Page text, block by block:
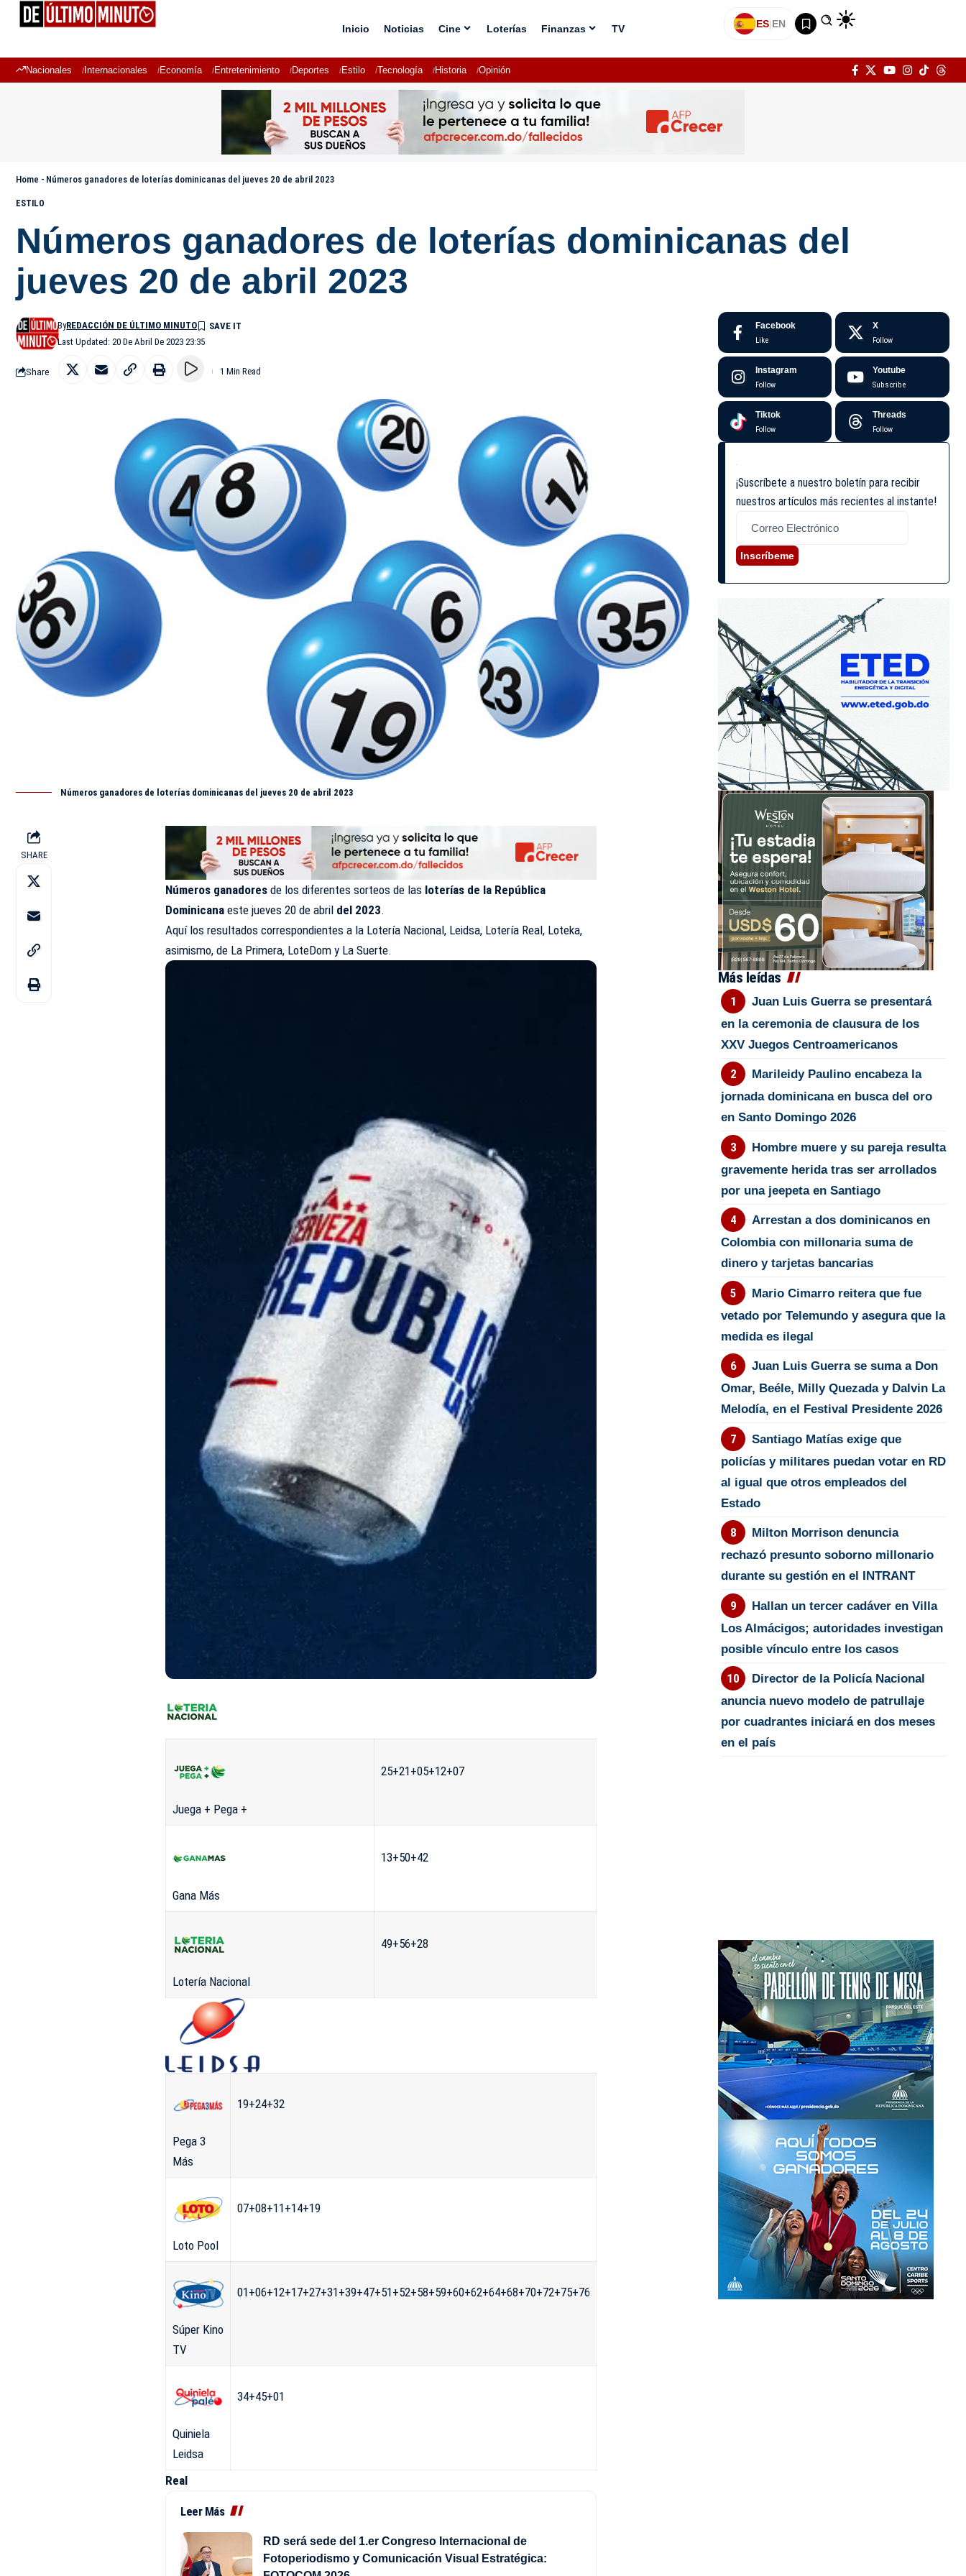
Inicio Noticias Cine Loterías Finanzas TV ES|EN
Nacionales Internacionales Economía Entretenimiento Deportes Estilo Tecnología Historia Opinión
Home - Números ganadores de loterías dominicanas del jueves 20 de abril 2023
ESTILO
Números ganadores de loterías dominicanas del
jueves 20 de abril 2023
Last Updated: 20 De Abril De 2023 23:35
ByREDACCIÓN DE ÚLTIMO MINUTO
Share 1 Min Read
Números ganadores de loterías dominicanas del jueves 20 de abril 2023
SHARE
Números ganadoresde los diferentes sorteos de las loterías de la República
Dominicana este jueves 20 de abril del 2023.
Aquí los resultados correspondientes a la Lotería Nacional, Leidsa, Lotería Real, Loteka,
asimismo, de La Primera, LoteDom y La Suerte.
Juega + Pega +
25+21+05+12+07
Gana Más
13+50+42
Lotería Nacional
49+56+28
Pega 3
Más
19+24+32
Loto Pool
07+08+11+14+19
Súper Kino
TV
01+06+12+17+27+31+39+47+51+52+58+59+60+62+64+68+70+72+75+76
Quiniela
Leidsa
34+45+01
Real
Leer Más
RD será sede del 1.er Congreso Internacional de
Fotoperiodismo y Comunicación Visual Estratégica:
Facebook
Like
X
Follow
Instagram
Follow
Youtube
Subscribe
Tiktok
Follow
Threads
Follow
¡Suscríbete a nuestro boletín para recibir
nuestros artículos más recientes al instante!
Inscríbeme
Más leídas
Juan Luis Guerra se presentará
en la ceremonia de clausura de los
XXV Juegos Centroamericanos
Marileidy Paulino encabeza la
jornada dominicana en busca del oro
en Santo Domingo 2026
Hombre muere y su pareja resulta
gravemente herida tras ser arrollados
por una jeepeta en Santiago
Arrestan a dos dominicanos en
Colombia con millonaria suma de
dinero y tarjetas bancarias
Mario Cimarro reitera que fue
vetado por Telemundo y asegura que la
medida es ilegal
Juan Luis Guerra se suma a Don
Omar, Beéle, Milly Quezada y Dalvin La
Melodía, en el Festival Presidente 2026
Santiago Matías exige que
policías y militares puedan votar en RD
al igual que otros empleados del
Estado
Milton Morrison denuncia
rechazó presunto soborno millonario
durante su gestión en el INTRANT
Hallan un tercer cadáver en Villa
Los Almácigos; autoridades investigan
posible vínculo entre los casos
Director de la Policía Nacional
anuncia nuevo modelo de patrullaje
por cuadrantes iniciará en dos meses
en el país